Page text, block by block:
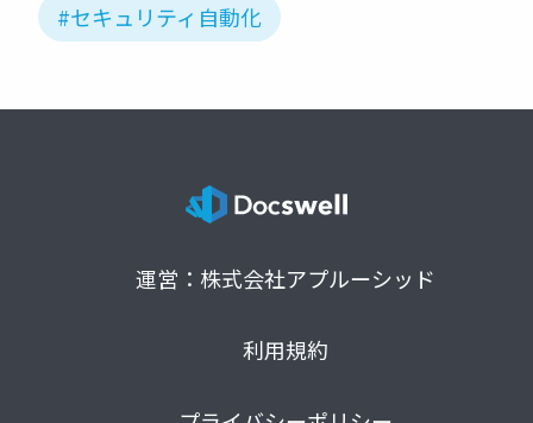
#セキュリティ自動化
運営：株式会社アプルーシッド
利用規約